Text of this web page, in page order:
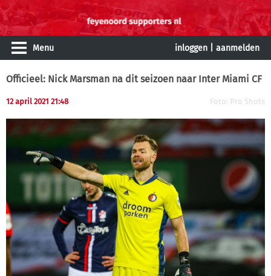
Menu inloggen aanmelden
Officieel: Nick Marsman na dit seizoen naar Inter Miami CF
12 april 2021 21:48 Foto: Pro Shots